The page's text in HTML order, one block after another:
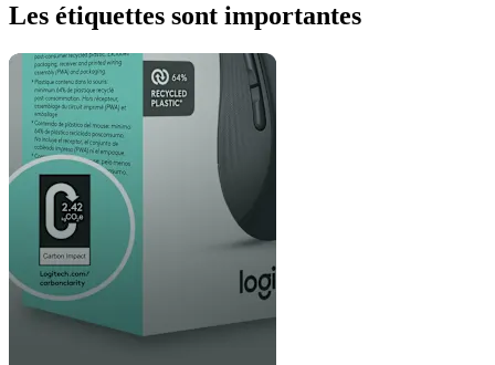
Les étiquettes sont importantes